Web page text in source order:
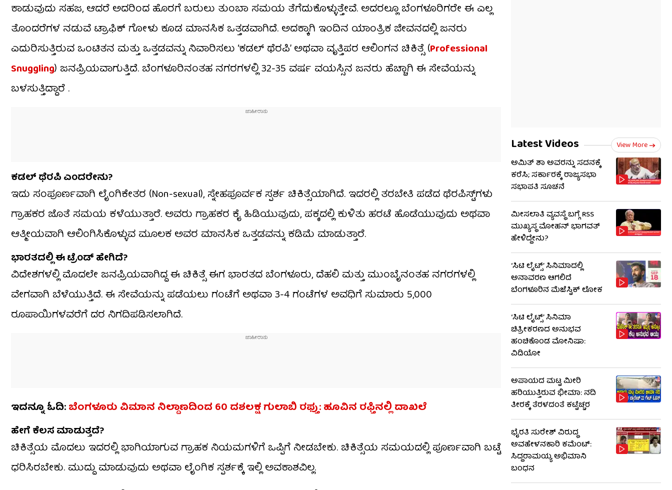
ಕಾಡುವುದು ಸಹಜ, ಆದರೆ ಅದರಿಂದ ಹೊರಗೆ ಬರುಲು ತುಂಬಾ ಸಮಯ ತೆಗೆದುಕೊಳ್ಳುತ್ತೇವೆ. ಅದರಲ್ಲೂ ಬೆಂಗಳೂರಿಗರೇ ಈ ಎಲ್ಲ
ತೊಂದರೆಗಳ ನಡುವೆ ಟ್ರಾಫಿಕ್​​​​​​ ಗೋಳು ಕೂಡ ಮಾನಸಿಕ ಒತ್ತಡವಾಗಿದೆ. ಅದಕ್ಕಾಗಿ ಇಂದಿನ ಯಾಂತ್ರಿಕ ಜೀವನದಲ್ಲಿ ಜನರು
ಎದುರಿಸುತ್ತಿರುವ ಒಂಟಿತನ ಮತ್ತು ಒತ್ತಡವನ್ನು ನಿವಾರಿಸಲು ‘ಕಡಲ್ ಥೆರಪಿ’ ಅಥವಾ ವೃತ್ತಿಪರ ಆಲಿಂಗನ ಚಿಕಿತ್ಸೆ (Professional
Snuggling) ಜನಪ್ರಿಯವಾಗುತ್ತಿದೆ. ಬೆಂಗಳೂರಿನಂತಹ ನಗರಗಳಲ್ಲಿ 32-35 ವರ್ಷ ವಯಸ್ಸಿನ ಜನರು ಹೆಚ್ಚಾಗಿ ಈ ಸೇವೆಯನ್ನು
ಬಳಸುತ್ತಿದ್ದಾರೆ .
ಕಡಲ್ ಥೆರಪಿ ಎಂದರೇನು?
ಇದು ಸಂಪೂರ್ಣವಾಗಿ ಲೈಂಗಿಕೇತರ (Non-sexual), ಸ್ನೇಹಪೂರ್ವಕ ಸ್ಪರ್ಶ ಚಿಕಿತ್ಸೆಯಾಗಿದೆ. ಇದರಲ್ಲಿ ತರಬೇತಿ ಪಡೆದ ಥೆರಪಿಸ್ಟ್‌ಗಳು
ಗ್ರಾಹಕರ ಜೊತೆ ಸಮಯ ಕಳೆಯುತ್ತಾರೆ. ಅವರು ಗ್ರಾಹಕರ ಕೈ ಹಿಡಿಯುವುದು, ಪಕ್ಕದಲ್ಲಿ ಕುಳಿತು ಹರಟೆ ಹೊಡೆಯುವುದು ಅಥವಾ
ಆತ್ಮೀಯವಾಗಿ ಆಲಿಂಗಿಸಿಕೊಳ್ಳುವ ಮೂಲಕ ಅವರ ಮಾನಸಿಕ ಒತ್ತಡವನ್ನು ಕಡಿಮೆ ಮಾಡುತ್ತಾರೆ.
ಭಾರತದಲ್ಲಿ ಈ ಟ್ರೆಂಡ್ ಹೇಗಿದೆ?
ವಿದೇಶಗಳಲ್ಲಿ ಮೊದಲೇ ಜನಪ್ರಿಯವಾಗಿದ್ದ ಈ ಚಿಕಿತ್ಸೆ ಈಗ ಭಾರತದ ಬೆಂಗಳೂರು, ದೆಹಲಿ ಮತ್ತು ಮುಂಬೈನಂತಹ ನಗರಗಳಲ್ಲಿ
ವೇಗವಾಗಿ ಬೆಳೆಯುತ್ತಿದೆ. ಈ ಸೇವೆಯನ್ನು ಪಡೆಯಲು ಗಂಟೆಗೆ ಅಥವಾ 3-4 ಗಂಟೆಗಳ ಅವಧಿಗೆ ಸುಮಾರು 5,000
ರೂಪಾಯಿಗಳವರೆಗೆ ದರ ನಿಗದಿಪಡಿಸಲಾಗಿದೆ.
ಇದನ್ನೂ ಓದಿ:ಬೆಂಗಳೂರು ವಿಮಾನ ನಿಲ್ದಾಣದಿಂದ 60 ದಶಲಕ್ಷ ಗುಲಾಬಿ ರಫ್ತು: ಹೂವಿನ ರಫ್ತಿನಲ್ಲಿ ದಾಖಲೆ
ಹೇಗೆ ಕೆಲಸ ಮಾಡುತ್ತದೆ?
ಚಿಕಿತ್ಸೆಯ ಮೊದಲು ಇದರಲ್ಲಿ ಭಾಗಿಯಾಗುವ ಗ್ರಾಹಕ ನಿಯಮಗಳಿಗೆ ಒಪ್ಪಿಗೆ ನೀಡಬೇಕು. ಚಿಕಿತ್ಸೆಯ ಸಮಯದಲ್ಲಿ ಪೂರ್ಣವಾಗಿ ಬಟ್ಟೆ
ಧರಿಸಿರಬೇಕು. ಮುದ್ದು ಮಾಡುವುದು ಅಥವಾ ಲೈಂಗಿಕ ಸ್ಪರ್ಶಕ್ಕೆ ಇಲ್ಲಿ ಅವಕಾಶವಿಲ್ಲ.
Latest Videos View More
ಅಮಿತ್ ಶಾ ಅವರನ್ನು ಸದನಕ್ಕೆ
ಕರೆಸಿ; ಸರ್ಕಾರಕ್ಕೆ ರಾಜ್ಯಸಭಾ
ಸಭಾಪತಿ ಸೂಚನೆ
ಮೀಸಲಾತಿ ವ್ಯವಸ್ಥೆ ಬಗ್ಗೆ RSS​
ಮುಖ್ಯಸ್ಥ ಮೋಹನ್ ಭಾಗವತ್
ಹೇಳಿದ್ದೇನು?
‘ಸಿಟಿ ಲೈಟ್ಸ್’ ಸಿನಿಮಾದಲ್ಲಿ
ಅನಾವರಣ ಆಗಲಿದೆ
ಬೆಂಗಳೂರಿನ ಮೆಜೆಸ್ಟಿಕ್ ಲೋಕ
‘ಸಿಟಿ ಲೈಟ್ಸ್’ ಸಿನಿಮಾ
ಚಿತ್ರೀಕರಣದ ಅನುಭವ
ಹಂಚಿಕೊಂಡ ಮೋನಿಷಾ:
ವಿಡಿಯೋ
ಅಪಾಯದ ಮಟ್ಟ ಮೀರಿ
ಹರಿಯುತ್ತಿರುವ ಭೀಮಾ: ನದಿ
ತೀರಕ್ಕೆ ತೆರಳದಂತೆ ಕಟ್ಟೆಚ್ಚರ
ಭೈರತಿ ಸುರೇಶ್ ವಿರುದ್ಧ
ಅವಹೇಳನಕಾರಿ ಕಮೆಂಟ್:
ಸಿದ್ದರಾಮಯ್ಯ ಅಭಿಮಾನಿ
ಬಂಧನ